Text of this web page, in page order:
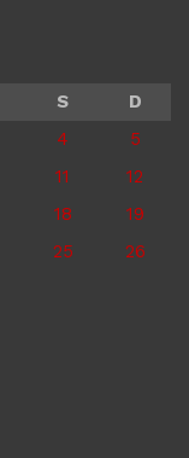
S
D
4
5
11
12
18
19
25
26